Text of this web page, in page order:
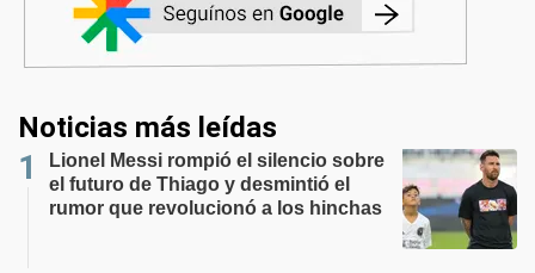
Noticias más leídas
Lionel Messi rompió el silencio sobre
el futuro de Thiago y desmintió el
rumor que revolucionó a los hinchas